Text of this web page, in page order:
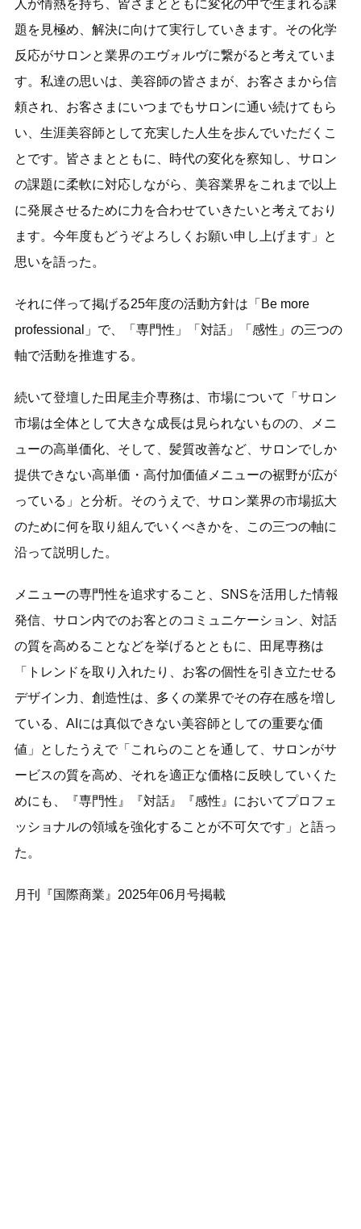
人が情熱を持ち、皆さまとともに変化の中で生まれる課
題を見極め、解決に向けて実行していきます。その化学
反応がサロンと業界のエヴォルヴに繋がると考えていま
す。私達の思いは、美容師の皆さまが、お客さまから信
頼され、お客さまにいつまでもサロンに通い続けてもら
い、生涯美容師として充実した人生を歩んでいただくこ
とです。皆さまとともに、時代の変化を察知し、サロン
の課題に柔軟に対応しながら、美容業界をこれまで以上
に発展させるために力を合わせていきたいと考えており
ます。今年度もどうぞよろしくお願い申し上げます」と
思いを語った。
それに伴って掲げる25年度の活動方針は「Be more
professional」で、「専門性」「対話」「感性」の三つの
軸で活動を推進する。
続いて登壇した田尾圭介専務は、市場について「サロン
市場は全体として大きな成長は見られないものの、メニ
ューの高単価化、そして、髪質改善など、サロンでしか
提供できない高単価・高付加価値メニューの裾野が広が
っている」と分析。そのうえで、サロン業界の市場拡大
のために何を取り組んでいくべきかを、この三つの軸に
沿って説明した。
メニューの専門性を追求すること、SNSを活用した情報
発信、サロン内でのお客とのコミュニケーション、対話
の質を高めることなどを挙げるとともに、田尾専務は
「トレンドを取り入れたり、お客の個性を引き立たせる
デザイン力、創造性は、多くの業界でその存在感を増し
ている、AIには真似できない美容師としての重要な価
値」としたうえで「これらのことを通して、サロンがサ
ービスの質を高め、それを適正な価格に反映していくた
めにも、『専門性』『対話』『感性』においてプロフェ
ッショナルの領域を強化することが不可欠です」と語っ
た。
月刊『国際商業』2025年06月号掲載